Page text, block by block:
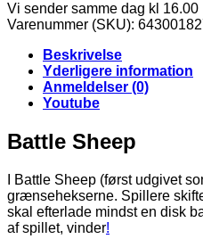
Vi sender samme dag kl 16.00
Varenummer (SKU):
Beskrivelse
Yderligere information
Anmeldelser (0)
Youtube
Battle Sheep
I Battle Sheep (først udgivet
grænsehekserne. Spillere
skal efterlade mindst en disk
af ​​spillet, vinder!